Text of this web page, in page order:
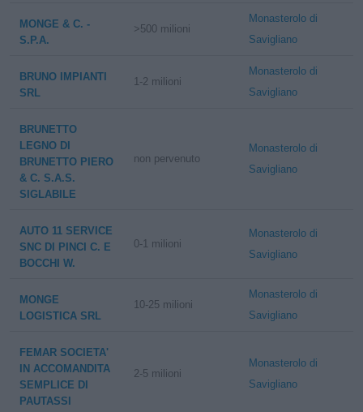
MONGE & C. -
S.P.A.
>500 milioni
Monasterolo di
Savigliano
BRUNO IMPIANTI
SRL
1-2 milioni
Monasterolo di
Savigliano
BRUNETTO
LEGNO DI
BRUNETTO PIERO
& C. S.A.S.
SIGLABILE
non pervenuto
Monasterolo di
Savigliano
AUTO 11 SERVICE
SNC DI PINCI C. E
BOCCHI W.
0-1 milioni
Monasterolo di
Savigliano
MONGE
LOGISTICA SRL
10-25 milioni
Monasterolo di
Savigliano
FEMAR SOCIETA'
IN ACCOMANDITA
SEMPLICE DI
PAUTASSI
2-5 milioni
Monasterolo di
Savigliano